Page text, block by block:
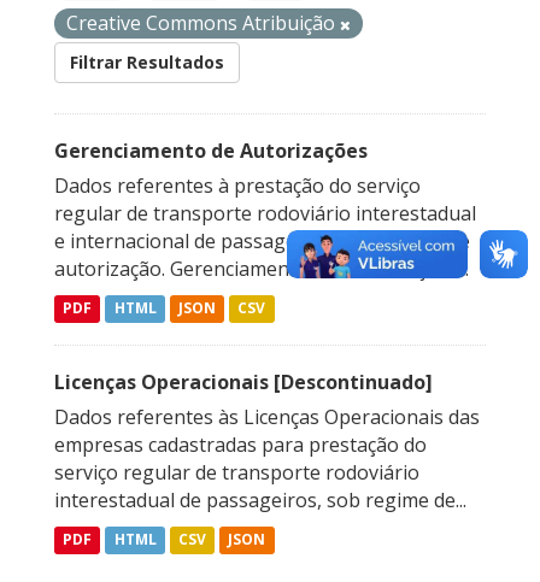
Creative Commons Atribuição
Filtrar Resultados
Gerenciamento de Autorizações
Dados referentes à prestação do serviço
regular de transporte rodoviário interestadual
e internacional de passageiros, sob regime de
autorização. Gerenciamento de Autorizações...
PDF HTML JSON CSV
Licenças Operacionais [Descontinuado]
Dados referentes às Licenças Operacionais das
empresas cadastradas para prestação do
serviço regular de transporte rodoviário
interestadual de passageiros, sob regime de...
PDF HTML CSV JSON